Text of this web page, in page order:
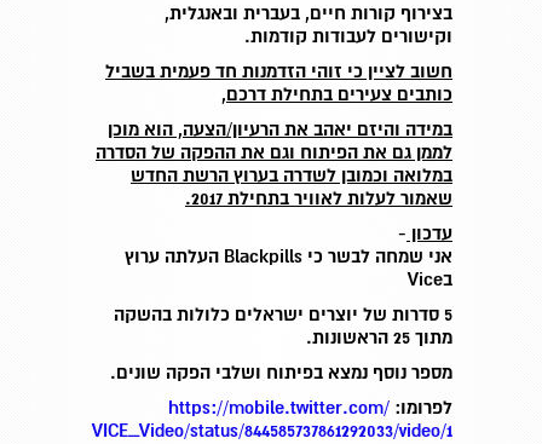
בצירוף קורות חיים, בעברית ובאנגלית,
וקישורים לעבודות קודמות.
חשוב לציין כי זוהי הזדמנות חד פעמית בשביל
כותבים צעירים בתחילת דרכם,
במידה והיזם יאהב את הרעיון/הצעה, הוא מוכן
לממן גם את הפיתוח וגם את ההפקה של הסדרה
במלואה וכמובן לשדרה בערוץ הרשת החדש
שאמור לעלות לאוויר בתחילת 2017.
עדכון -
אני שמחה לבשר כי Blackpills העלתה ערוץ
בVice
5 סדרות של יוצרים ישראלים כלולות בהשקה
מתוך 25 הראשונות.
מספר נוסף נמצא בפיתוח ושלבי הפקה שונים.
לפרומו: https://mobile.twitter.com/
VICE_Video/status/844585737861292033/video/1